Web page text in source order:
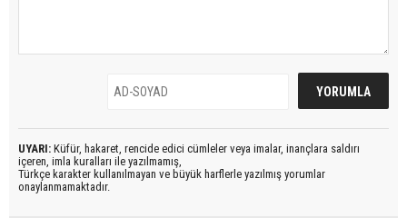
UYARI: Küfür, hakaret, rencide edici cümleler veya imalar, inançlara saldırı
içeren, imla kuralları ile yazılmamış,
Türkçe karakter kullanılmayan ve büyük harflerle yazılmış yorumlar
onaylanmamaktadır.